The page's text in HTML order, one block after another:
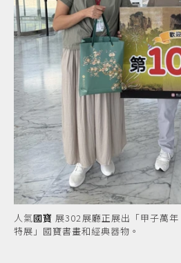
人氣國寶 展302展廳正展出「甲子萬
特展」國寶書畫和經典器物。